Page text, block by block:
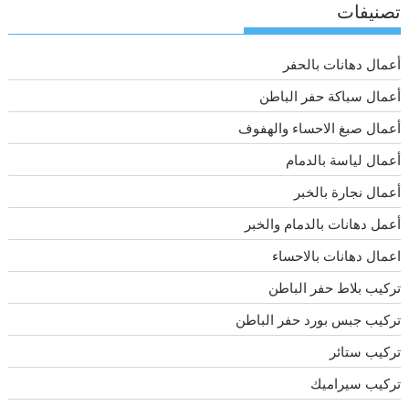
تصنيفات
أعمال دهانات بالحفر
أعمال سباكة حفر الباطن
أعمال صبغ الاحساء والهفوف
أعمال لياسة بالدمام
أعمال نجارة بالخبر
أعمل دهانات بالدمام والخبر
اعمال دهانات بالاحساء
تركيب بلاط حفر الباطن
تركيب جبس بورد حفر الباطن
تركيب ستائر
تركيب سيراميك